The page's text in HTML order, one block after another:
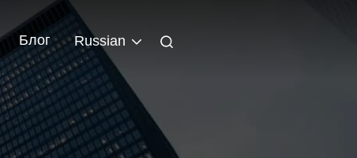
Блог Russian